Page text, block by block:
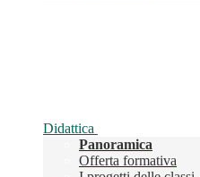
Didattica
Panoramica
Offerta formativa